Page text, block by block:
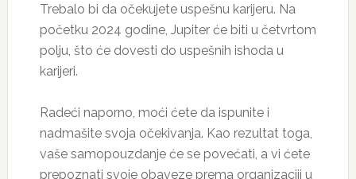
Trebalo bi da očekujete uspešnu karijeru. Na
početku 2024 godine, Jupiter će biti u četvrtom
polju, što će dovesti do uspešnih ishoda u
karijeri.
Radeći naporno, moći ćete da ispunite i
nadmašite svoja očekivanja. Kao rezultat toga,
vaše samopouzdanje će se povećati, a vi ćete
prepoznati svoje obaveze prema organizaciji u